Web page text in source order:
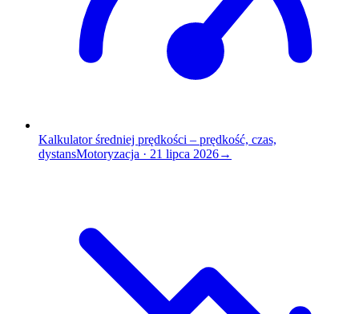
Kalkulator średniej prędkości – prędkość, czas,
dystansMotoryzacja · 21 lipca 2026→